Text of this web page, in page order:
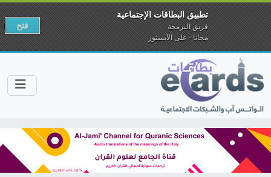
تطبيق البطاقات الإجتماعية
فريق البرمجة
مجانا - على الآبستور
فتح